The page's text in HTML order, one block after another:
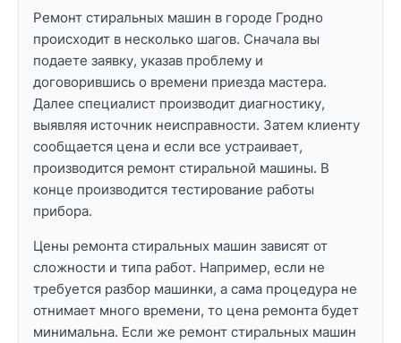
Ремонт стиральных машин в городе Гродно
происходит в несколько шагов. Сначала вы
подаете заявку, указав проблему и
договорившись о времени приезда мастера.
Далее специалист производит диагностику,
выявляя источник неисправности. Затем клиенту
сообщается цена и если все устраивает,
производится ремонт стиральной машины. В
конце производится тестирование работы
прибора.
Цены ремонта стиральных машин зависят от
сложности и типа работ. Например, если не
требуется разбор машинки, а сама процедура не
отнимает много времени, то цена ремонта будет
минимальна. Если же ремонт стиральных машин